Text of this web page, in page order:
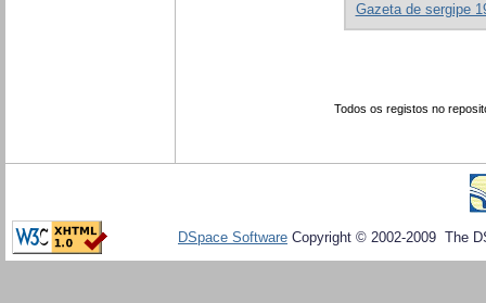
Gazeta de sergipe
Todos os registos no
DSpace Software Copyright © 2002-2009 The